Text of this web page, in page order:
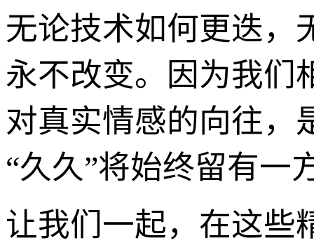
无论技术如何更迭，
永不改变。因为我们
对真实情感的向往，
“久久”将始终留有一
让我们一起，在这些